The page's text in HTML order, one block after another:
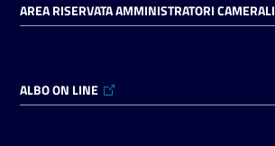
Registrati
AREA RISERVATA AMMINISTRATORI CAMERALI
ALBO ON LINE